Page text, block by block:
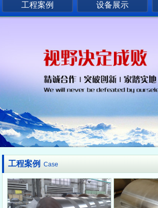
工程案例 设备展示
工程案例 Case